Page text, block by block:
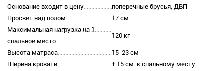
Основание входит в цену
поперечные брусья, ДВП
Просвет над полом
17 см
Максимальная нагрузка на 1
спальное место
120 кг
Высота матраса
15-23 см
Ширина кровати
+ 15 см. к спальному месту